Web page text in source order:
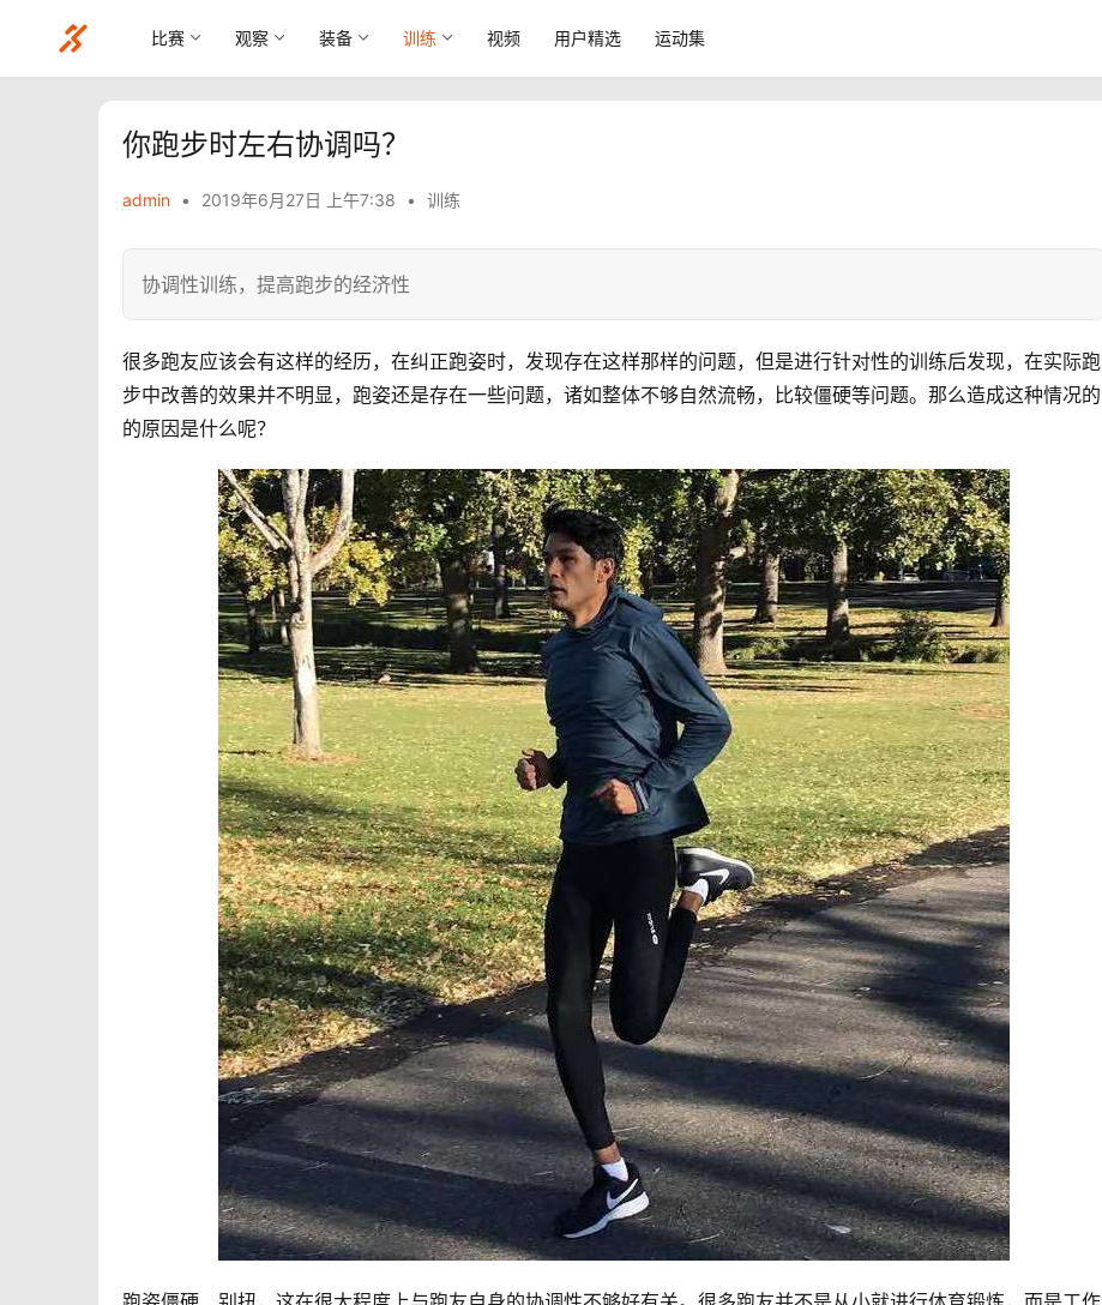
比赛 观察 装备 训练 视频 用户精选 运动集
你跑步时左右协调吗？
admin • 2019年6月27日 上午7:38 • 训练
协调性训练，提高跑步的经济性
很多跑友应该会有这样的经历，在纠正跑姿时，发现存在这样那样的问题，但是进行针对性的训练后发现，在实际跑
步中改善的效果并不明显，跑姿还是存在一些问题，诸如整体不够自然流畅，比较僵硬等问题。那么造成这种情况的
的原因是什么呢？